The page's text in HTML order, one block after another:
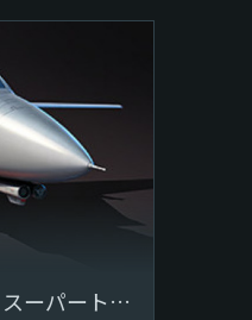
【事前予約特典付き】F-14D スーパートムキャット